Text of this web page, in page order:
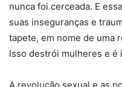
nunca foi cerceada. E
suas inseguranças e
tapete, em nome de uma
Isso destrói mulheres e é